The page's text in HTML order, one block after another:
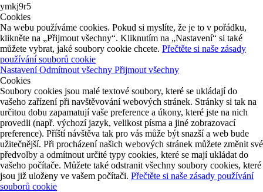
ymkj9r5
Cookies
Na webu používáme cookies. Pokud si myslíte, že je to v pořádku,
klikněte na „Přijmout všechny“. Kliknutím na „Nastavení“ si také
můžete vybrat, jaké soubory cookie chcete. Přečtěte si naše zásady
používání souborů cookie
NastaveníOdmítnout všechny Přijmout všechny
Cookies
Soubory cookies jsou malé textové soubory, které se ukládají do
vašeho zařízení při navštěvování webových stránek. Stránky si tak na
určitou dobu zapamatují vaše preference a úkony, které jste na nich
provedli (např. výchozí jazyk, velikost písma a jiné zobrazovací
preference). Příští návštěva tak pro vás může být snazší a web bude
užitečnější. Při procházení našich webových stránek můžete změnit své
předvolby a odmítnout určité typy cookies, které se mají ukládat do
vašeho počítače. Můžete také odstranit všechny soubory cookies, které
jsou již uloženy ve vašem počítači. Přečtěte si naše zásady používání
souborů cookie